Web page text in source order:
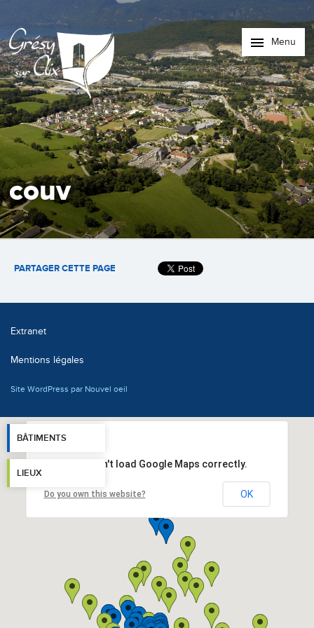
Menu
couv
PARTAGER CETTE PAGE
Extranet
Mentions légales
Site WordPress par Nouvel oeil
BÂTIMENTS
LIEUX
This page can't load Google Maps correctly.
Do you own this website? OK